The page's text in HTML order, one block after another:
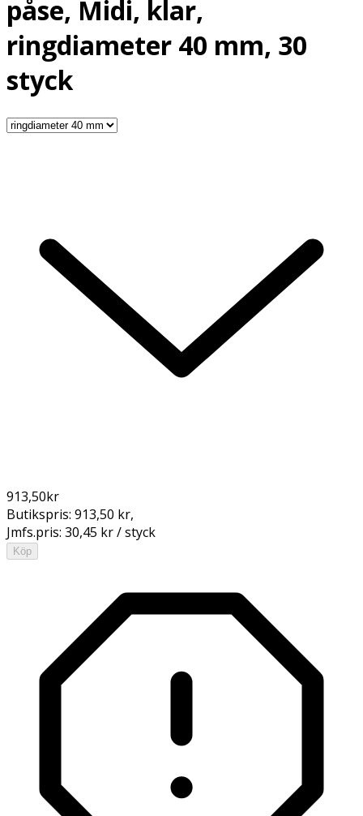
påse, Midi, klar,
ringdiameter 40 mm, 30
styck
913,50kr
Butikspris: 913,50 kr,
Jmfs.pris: 30,45 kr / styck
Köp